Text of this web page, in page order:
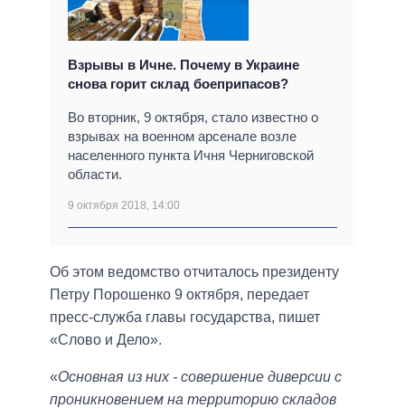
Взрывы в Ичне. Почему в Украине
снова горит склад боеприпасов?
Во вторник, 9 октября, стало известно о
взрывах на военном арсенале возле
населенного пункта Ичня Черниговской
области.
9 октября 2018, 14:00
Об этом ведомство отчиталось президенту
Петру Порошенко 9 октября, передает
пресс-служба главы государства, пишет
«Слово и Дело».
«Основная из них - совершение диверсии с
проникновением на территорию складов